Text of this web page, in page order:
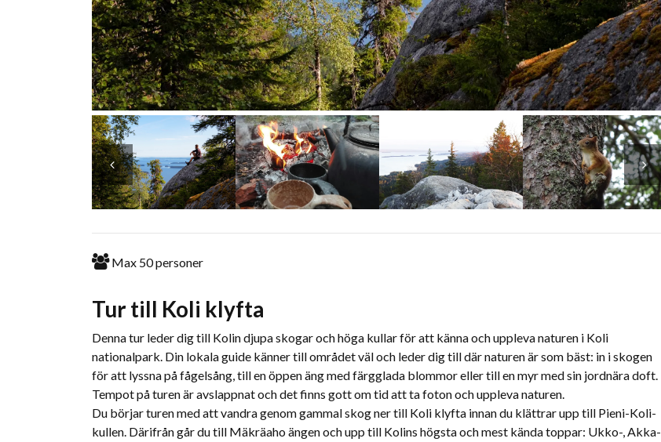
Max 50personer
Tur till Koli klyfta
Denna tur leder dig till Kolin djupa skogar och höga kullar för att känna och uppleva naturen i Koli
nationalpark. Din lokala guide känner till området väl och leder dig till där naturen är som bäst: in i skogen
för att lyssna på fågelsång, till en öppen äng med färgglada blommor eller till en myr med sin jordnära doft.
Tempot på turen är avslappnat och det finns gott om tid att ta foton och uppleva naturen.
Du börjar turen med att vandra genom gammal skog ner till Koli klyfta innan du klättrar upp till Pieni-Koli-
kullen. Därifrån går du till Mäkräaho ängen och upp till Kolins högsta och mest kända toppar: Ukko-, Akka-